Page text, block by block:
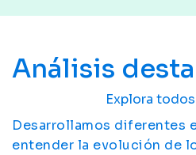
Análisis
Explora
Desarrollamos diferentes
entender la evolución de